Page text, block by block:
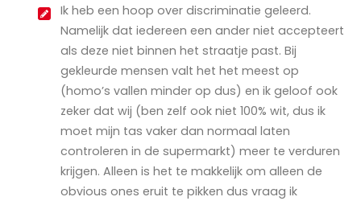
Ik heb een hoop over discriminatie geleerd.
Namelijk dat iedereen een ander niet accepteert
als deze niet binnen het straatje past. Bij
gekleurde mensen valt het het meest op
(homo’s vallen minder op dus) en ik geloof ook
zeker dat wij (ben zelf ook niet 100% wit, dus ik
moet mijn tas vaker dan normaal laten
controleren in de supermarkt) meer te verduren
krijgen. Alleen is het te makkelijk om alleen de
obvious ones eruit te pikken dus vraag ik